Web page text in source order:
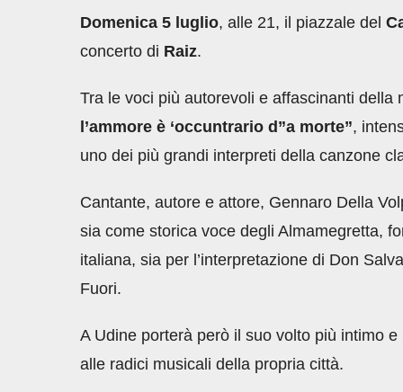
Domenica 5 luglio, alle 21, il piazzale del
concerto di Raiz.
Tra le voci più autorevoli e affascinanti
l’ammore è ‘occuntrario d”a morte”,
uno dei più grandi interpreti della canzone
Cantante, autore e attore, Gennaro Della
sia come storica voce degli Almamegretta,
italiana, sia per l’interpretazione di Don
Fuori.
A Udine porterà però il suo volto più intimo
alle radici musicali della propria città.